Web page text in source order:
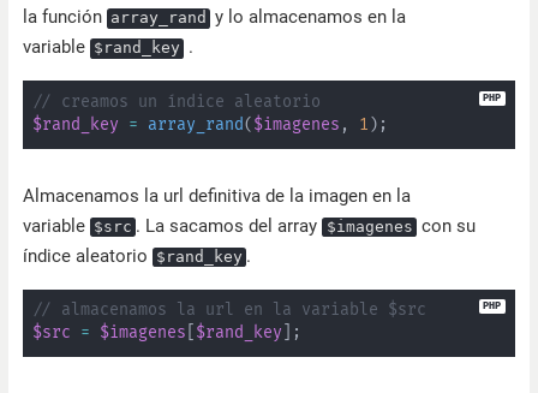
la función array_rand y lo almacenamos en la
variable $rand_key .
// creamos un índice aleatorio
$rand_key
= array_rand( $imagenes , 1 ) ;
Almacenamos la url definitiva de la imagen en la
variable $src . La sacamos del array $imagenes con su
índice aleatorio $rand_key .
// almacenamos la url en la variable $src
$src
= $imagenes $rand_key ;